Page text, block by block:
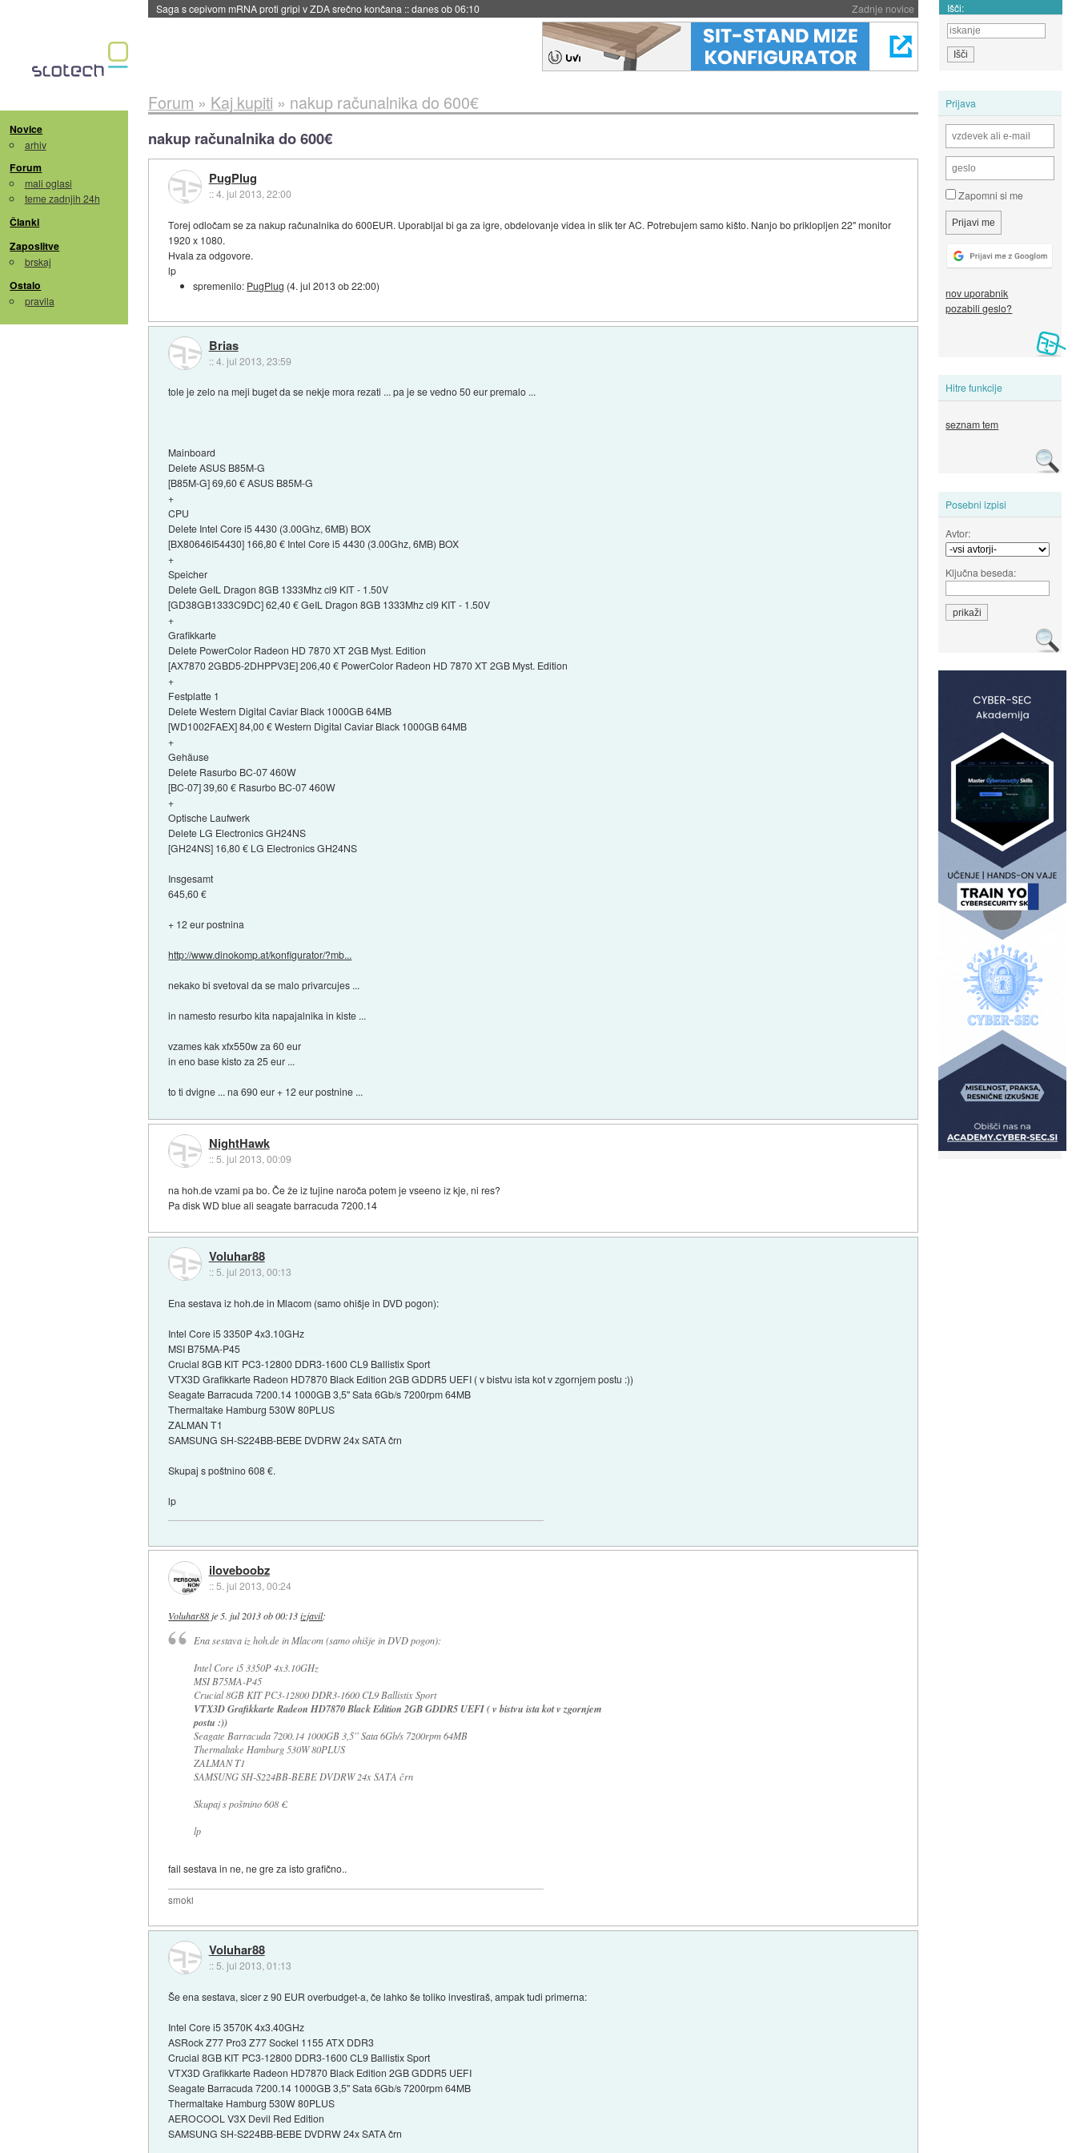
Zadnje novice
BMW v vozilih začel predvajati reklame::danes ob 06:09 Išči:
Novice
arhiv
Forum
mali oglasi
teme zadnjih 24h
Članki
Zaposlitve
brskaj
Ostalo
pravila
Prijava
Zapomni si me
nov uporabnik
pozabili geslo?
Hitre funkcije
seznam tem
Posebni izpisi
Avtor:
Ključna beseda:
Forum » Kaj kupiti » nakup računalnika do 600€
nakup računalnika do 600€
PugPlug
::4. jul 2013, 22:00
Torej odločam se za nakup računalnika do 600EUR. Uporabljal bi ga za igre, obdelovanje videa in slik ter AC. Potrebujem samo kišto. Nanjo bo priklopljen 22" monitor
1920 x 1080.
Hvala za odgovore.
lp
spremenilo: PugPlug (4. jul 2013 ob 22:00)
Brias
::4. jul 2013, 23:59
tole je zelo na meji buget da se nekje mora rezati ... pa je se vedno 50 eur premalo ...
Mainboard
Delete ASUS B85M-G
[B85M-G] 69,60 € ASUS B85M-G
+
CPU
Delete Intel Core i5 4430 (3.00Ghz, 6MB) BOX
[BX80646I54430] 166,80 € Intel Core i5 4430 (3.00Ghz, 6MB) BOX
+
Speicher
Delete GeIL Dragon 8GB 1333Mhz cl9 KIT - 1.50V
[GD38GB1333C9DC] 62,40 € GeIL Dragon 8GB 1333Mhz cl9 KIT - 1.50V
+
Grafikkarte
Delete PowerColor Radeon HD 7870 XT 2GB Myst. Edition
[AX7870 2GBD5-2DHPPV3E] 206,40 € PowerColor Radeon HD 7870 XT 2GB Myst. Edition
+
Festplatte 1
Delete Western Digital Caviar Black 1000GB 64MB
[WD1002FAEX] 84,00 € Western Digital Caviar Black 1000GB 64MB
+
Gehäuse
Delete Rasurbo BC-07 460W
[BC-07] 39,60 € Rasurbo BC-07 460W
+
Optische Laufwerk
Delete LG Electronics GH24NS
[GH24NS] 16,80 € LG Electronics GH24NS
Insgesamt
645,60 €
+ 12 eur postnina
http://www.dinokomp.at/konfigurator/?mb...
nekako bi svetoval da se malo privarcujes ...
in namesto resurbo kita napajalnika in kiste ...
vzames kak xfx550w za 60 eur
in eno base kisto za 25 eur ...
to ti dvigne ... na 690 eur + 12 eur postnine ...
NightHawk
::5. jul 2013, 00:09
na hoh.de vzami pa bo. Če že iz tujine naroča potem je vseeno iz kje, ni res?
Pa disk WD blue ali seagate barracuda 7200.14
Voluhar88
:: 5. jul 2013, 00:13
Ena sestava iz hoh.de in Mlacom (samo ohišje in DVD pogon):
Intel Core i5 3350P 4x3.10GHz
MSI B75MA-P45
Crucial 8GB KIT PC3-12800 DDR3-1600 CL9 Ballistix Sport
VTX3D Grafikkarte Radeon HD7870 Black Edition 2GB GDDR5 UEFI ( v bistvu ista kot v zgornjem postu :))
Seagate Barracuda 7200.14 1000GB 3,5'' Sata 6Gb/s 7200rpm 64MB
Thermaltake Hamburg 530W 80PLUS
ZALMAN T1
SAMSUNG SH-S224BB-BEBE DVDRW 24x SATA črn
Skupaj s poštnino 608 €.
lp
iloveboobz
::5. jul 2013, 00:24
Voluhar88je5. jul 2013 ob 00:13 izjavil:
Ena sestava iz hoh.de in Mlacom (samo ohišje in DVD pogon):
Intel Core i5 3350P 4x3.10GHz
MSI B75MA-P45
Crucial 8GB KIT PC3-12800 DDR3-1600 CL9 Ballistix Sport
VTX3D Grafikkarte Radeon HD7870 Black Edition 2GB GDDR5 UEFI ( v bistvu ista kot v zgornjem
postu :))
Seagate Barracuda 7200.14 1000GB 3,5'' Sata 6Gb/s 7200rpm 64MB
Thermaltake Hamburg 530W 80PLUS
ZALMAN T1
SAMSUNG SH-S224BB-BEBE DVDRW 24x SATA črn
Skupaj s poštnino 608 €.
lp
fail sestava in ne, ne gre za isto grafično..
smoki
Voluhar88
:: 5. jul 2013, 01:13
Še ena sestava, sicer z 90 EUR overbudget-a, če lahko še toliko investiraš, ampak tudi primerna:
Intel Core i5 3570K 4x3.40GHz
ASRock Z77 Pro3 Z77 Sockel 1155 ATX DDR3
Crucial 8GB KIT PC3-12800 DDR3-1600 CL9 Ballistix Sport
VTX3D Grafikkarte Radeon HD7870 Black Edition 2GB GDDR5 UEFI
Seagate Barracuda 7200.14 1000GB 3,5'' Sata 6Gb/s 7200rpm 64MB
Thermaltake Hamburg 530W 80PLUS
AEROCOOL V3X Devil Red Edition
SAMSUNG SH-S224BB-BEBE DVDRW 24x SATA črn